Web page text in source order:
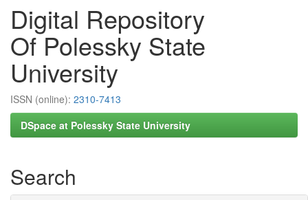
Digital Repository
Of Polessky State
University
ISSN (online): 2310-7413
DSpace at Polessky State University
Search